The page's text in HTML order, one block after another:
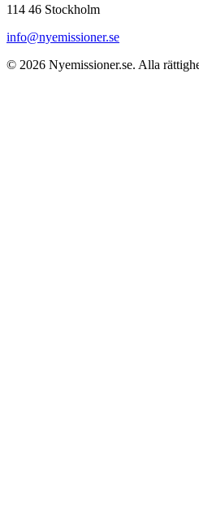
114 46 Stockholm
info@nyemissioner.se
© 2026 Nyemissioner.se. Alla